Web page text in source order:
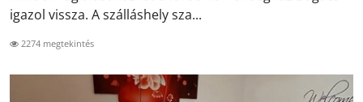
igazol vissza. A szálláshely sza...
2274 megtekintés